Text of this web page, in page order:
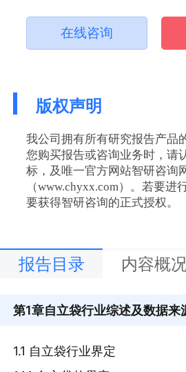
在线咨询
版权声明
我公司拥有所有研究报告产品
您购买报告或咨询业务时，请
标，及唯一官方网站智研咨询
（www.chyxx.com）。若要进
要获得智研咨询的正式授权。
报告目录 内容概
第1章自立袋行业综述及数据来
1.1 自立袋行业界定